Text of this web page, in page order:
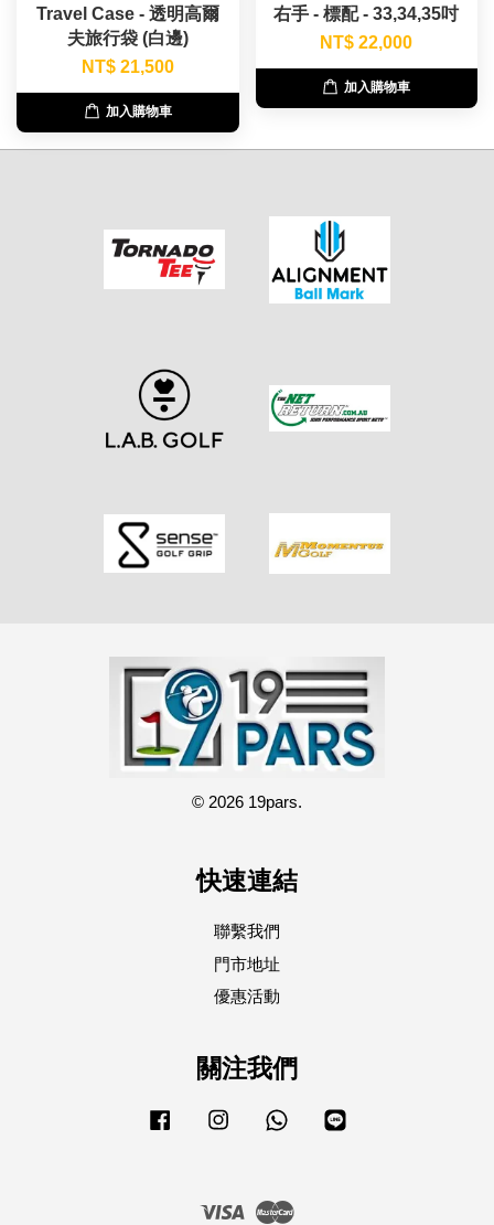
Travel Case - 透明高爾
夫旅行袋 (白邊)
NT$ 21,500
加入購物車
右手 - 標配 - 33,34,35吋
NT$ 22,000
加入購物車
© 2026 19pars.
快速連結
聯繫我們
門市地址
優惠活動
關注我們
Facebook Instagram Whatsapp
Visa